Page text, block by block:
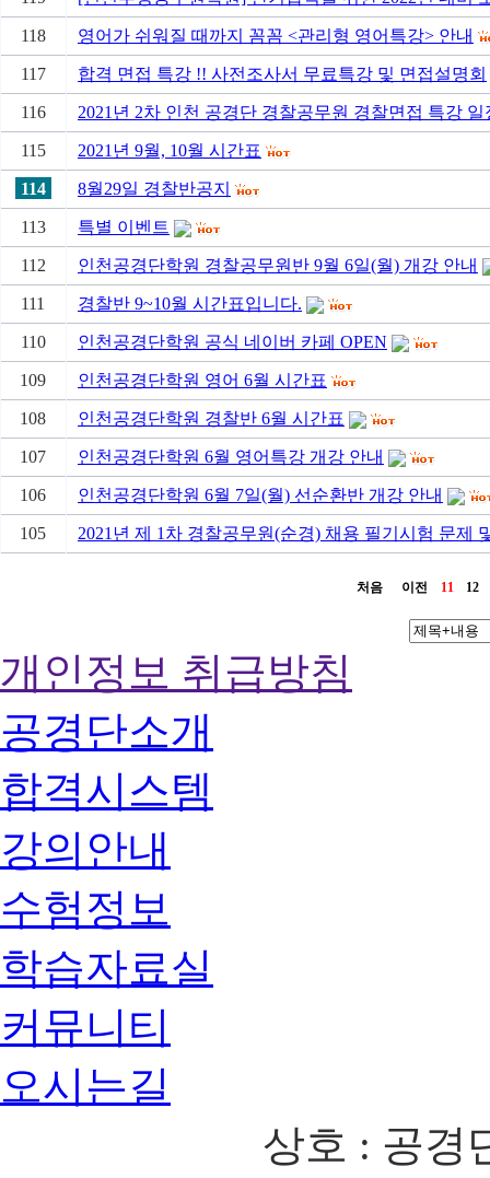
118 영어가 쉬워질 때까지 꼼꼼 <관리형 영어특강> 안내
117 합격 면접 특강 !! 사전조사서 무료특강 및 면접설명회
116 2021년 2차 인천 공경단 경찰공무원 경찰면접 특강 일
115 2021년 9월, 10월 시간표
114 8월29일 경찰반공지
113 특별 이벤트
112 인천공경단학원 경찰공무원반 9월 6일(월) 개강 안내
111 경찰반 9~10월 시간표입니다.
110 인천공경단학원 공식 네이버 카페 OPEN
109 인천공경단학원 영어 6월 시간표
108 인천공경단학원 경찰반 6월 시간표
107 인천공경단학원 6월 영어특강 개강 안내
106 인천공경단학원 6월 7일(월) 선순환반 개강 안내
105 2021년 제 1차 경찰공무원(순경) 채용 필기시험 문제
처음 이전 11 12
개인정보 취급방침
공경단소개
합격시스템
강의안내
수험정보
학습자료실
커뮤니티
오시는길
상호 : 공경